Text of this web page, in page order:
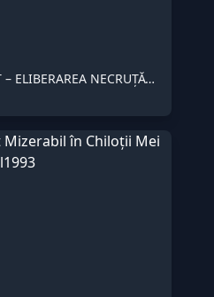
LADY SCARLET – ELIBERAREA NECRUȚĂTOARE hd